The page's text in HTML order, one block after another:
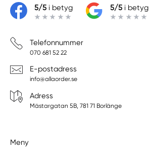
5/5i betyg 5/5i betyg
Telefonnummer
070 681 52 22
E-postadress
info@allaorder.se
Adress
Mästargatan 5B, 781 71 Borlänge
Meny